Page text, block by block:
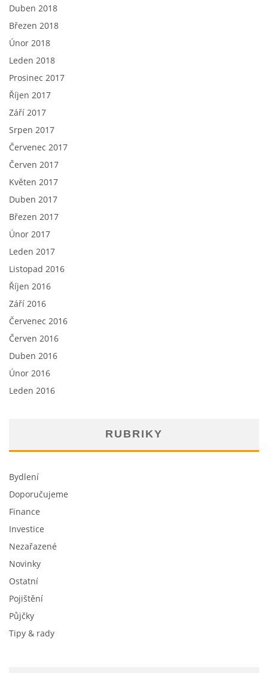
Duben 2018
Březen 2018
Únor 2018
Leden 2018
Prosinec 2017
Říjen 2017
Září 2017
Srpen 2017
Červenec 2017
Červen 2017
Květen 2017
Duben 2017
Březen 2017
Únor 2017
Leden 2017
Listopad 2016
Říjen 2016
Září 2016
Červenec 2016
Červen 2016
Duben 2016
Únor 2016
Leden 2016
RUBRIKY
Bydlení
Doporučujeme
Finance
Investice
Nezařazené
Novinky
Ostatní
Pojištění
Půjčky
Tipy & rady